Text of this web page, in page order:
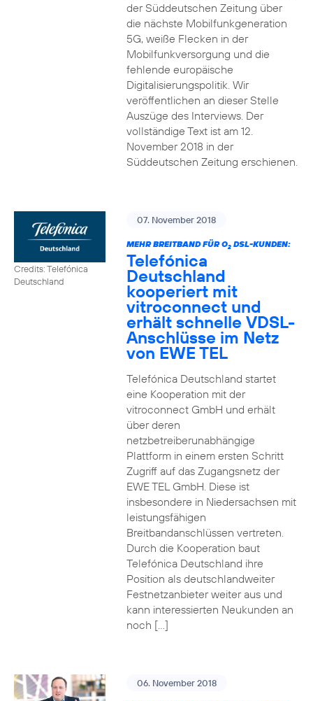
der Süddeutschen Zeitung über
die nächste Mobilfunkgeneration
5G, weiße Flecken in der
Mobilfunkversorgung und die
fehlende europäische
Digitalisierungspolitik. Wir
veröffentlichen an dieser Stelle
Auszüge des Interviews. Der
vollständige Text ist am 12.
November 2018 in der
Süddeutschen Zeitung erschienen.
Credits: Telefónica
Deutschland
07. November 2018
MEHR BREITBAND FÜR O2DSL-KUNDEN:
Telefónica
Deutschland
kooperiert mit
vitroconnect und
erhält schnelle VDSL-
Anschlüsse im Netz
von EWE TEL
Telefónica Deutschland startet
eine Kooperation mit der
vitroconnect GmbH und erhält
über deren
netzbetreiberunabhängige
Plattform in einem ersten Schritt
Zugriff auf das Zugangsnetz der
EWE TEL GmbH. Diese ist
insbesondere in Niedersachsen mit
leistungsfähigen
Breitbandanschlüssen vertreten.
Durch die Kooperation baut
Telefónica Deutschland ihre
Position als deutschlandweiter
Festnetzanbieter weiter aus und
kann interessierten Neukunden an
noch […]
06. November 2018